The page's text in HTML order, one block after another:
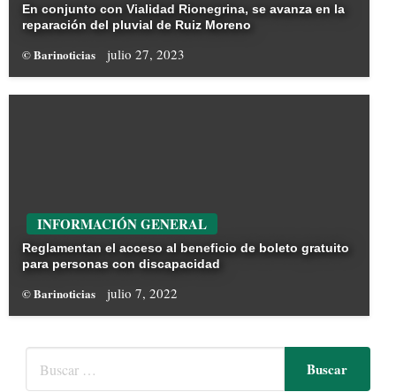
En conjunto con Vialidad Rionegrina, se avanza en la
reparación del pluvial de Ruiz Moreno
© Barinoticias julio 27, 2023
INFORMACIÓN GENERAL
Reglamentan el acceso al beneficio de boleto gratuito
para personas con discapacidad
© Barinoticias julio 7, 2022